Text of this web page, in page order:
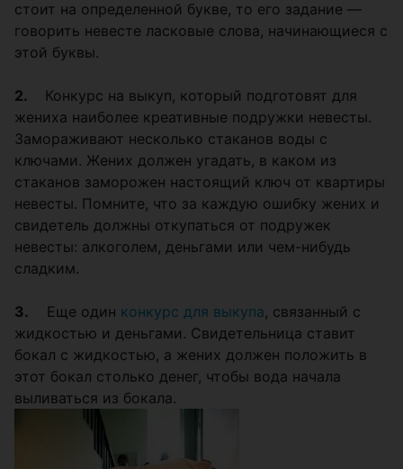
стоит на определенной букве, то его задание —
говорить невесте ласковые слова, начинающиеся с
этой буквы.
2.
Конкурс на выкуп, который подготовят для
жениха наиболее креативные подружки невесты.
Замораживают несколько стаканов воды с
ключами. Жених должен угадать, в каком из
стаканов заморожен настоящий ключ от квартиры
невесты. Помните, что за каждую ошибку жених и
свидетель должны откупаться от подружек
невесты: алкоголем, деньгами или чем-нибудь
сладким.
3. Еще один конкурс для выкупа, связанный с
жидкостью и деньгами. Свидетельница ставит
бокал с жидкостью, а жених должен положить в
этот бокал столько денег, чтобы вода начала
выливаться из бокала.